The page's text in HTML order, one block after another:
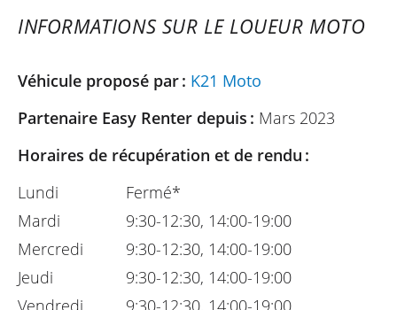
INFORMATIONS SUR LE LOUEUR MOTO
Véhicule proposé par : K21 Moto
Partenaire Easy Renter depuis : Mars 2023
Horaires de récupération et de rendu :
Lundi
Mardi
Mercredi
Jeudi
Vendredi
Fermé*
9:30-12:30, 14:00-19:00
9:30-12:30, 14:00-19:00
9:30-12:30, 14:00-19:00
9:30-12:30, 14:00-19:00